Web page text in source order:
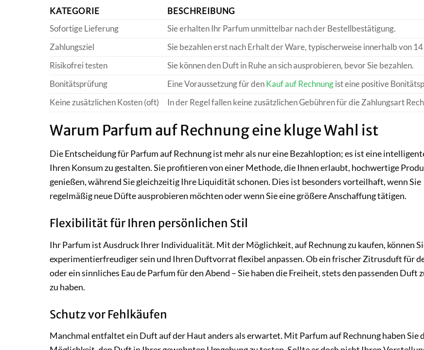
KATEGORIE
BESCHREIBUNG
Sofortige Lieferung
Sie erhalten Ihr Parfum unmittelbar nach der Bestellbestätigung.
Zahlungsziel
Sie bezahlen erst nach Erhalt der Ware, typischerweise innerhalb von 14
Risikofrei testen
Sie können den Duft in Ruhe an sich ausprobieren, bevor Sie bezahlen.
Bonitätsprüfung
Eine Voraussetzung für den Kauf auf Rechnung ist eine positive
Keine zusätzlichen Kosten (oft)
In der Regel fallen keine zusätzlichen Gebühren für die Zahlungsart
Warum Parfum auf Rechnung eine kluge Wahl ist
Die Entscheidung für Parfum auf Rechnung ist mehr als nur eine Bezahloption; es ist eine
Ihren Konsum zu gestalten. Sie profitieren von einer Methode, die Ihnen erlaubt, hochwertige
genießen, während Sie gleichzeitig Ihre Liquidität schonen. Dies ist besonders vorteilhaft, wenn Sie
regelmäßig neue Düfte ausprobieren möchten oder wenn Sie eine größere Anschaffung tätigen.
Flexibilität für Ihren persönlichen Stil
Ihr Parfum ist Ausdruck Ihrer Individualität. Mit der Möglichkeit, auf Rechnung zu kaufen, können
experimentierfreudiger sein und Ihren Duftvorrat flexibel anpassen. Ob ein frischer Zitrusduft für
oder ein sinnliches Eau de Parfum für den Abend – Sie haben die Freiheit, stets den passenden Duft
zu haben.
Schutz vor Fehlkäufen
Manchmal entfaltet ein Duft auf der Haut anders als erwartet. Mit Parfum auf Rechnung haben Sie